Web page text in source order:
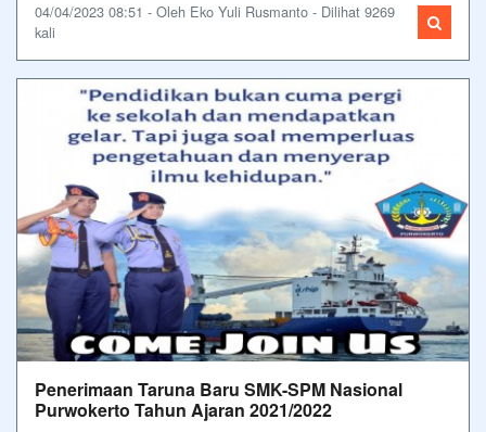
04/04/2023 08:51 - Oleh Eko Yuli Rusmanto - Dilihat 9269
kali
Penerimaan Taruna Baru SMK-SPM Nasional
Purwokerto Tahun Ajaran 2021/2022